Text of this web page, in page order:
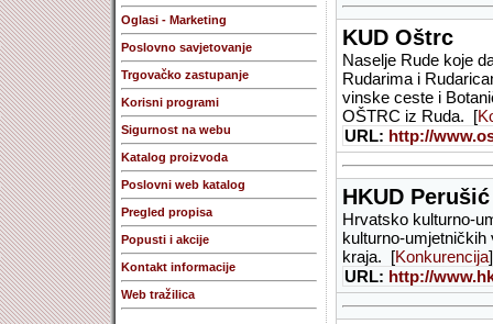
Oglasi - Marketing
Poslovno savjetovanje
Trgovačko zastupanje
Korisni programi
Sigurnost na webu
Katalog proizvoda
Poslovni web katalog
Pregled propisa
Popusti i akcije
Kontakt informacije
Web tražilica
KUD Oštrc
Naselje Rude koje
Rudarima i
vinske ceste i
OŠTRC iz Ruda. [
URL: http://
HKUD Perušić
Hrvatsko kulturno-
kulturno-umjetničkih
kraja. [Konkurencija
URL: http://